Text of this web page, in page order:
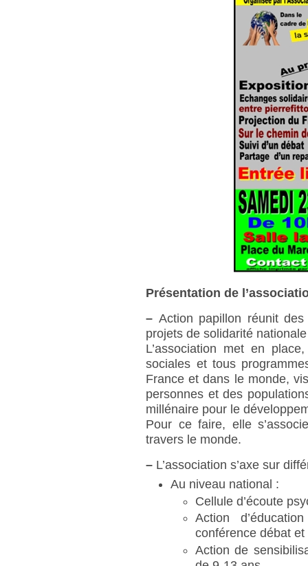
Présentation de
– Action papillon réunit
projets de solidarité
L’association met en
sociales et tous
France et dans le monde,
personnes et des
millénaire pour le
Pour ce faire, elle
travers le monde.
– L’association s’axe sur
Au niveau national :
Cellule d’écoute
Action
conférence débat
Action de